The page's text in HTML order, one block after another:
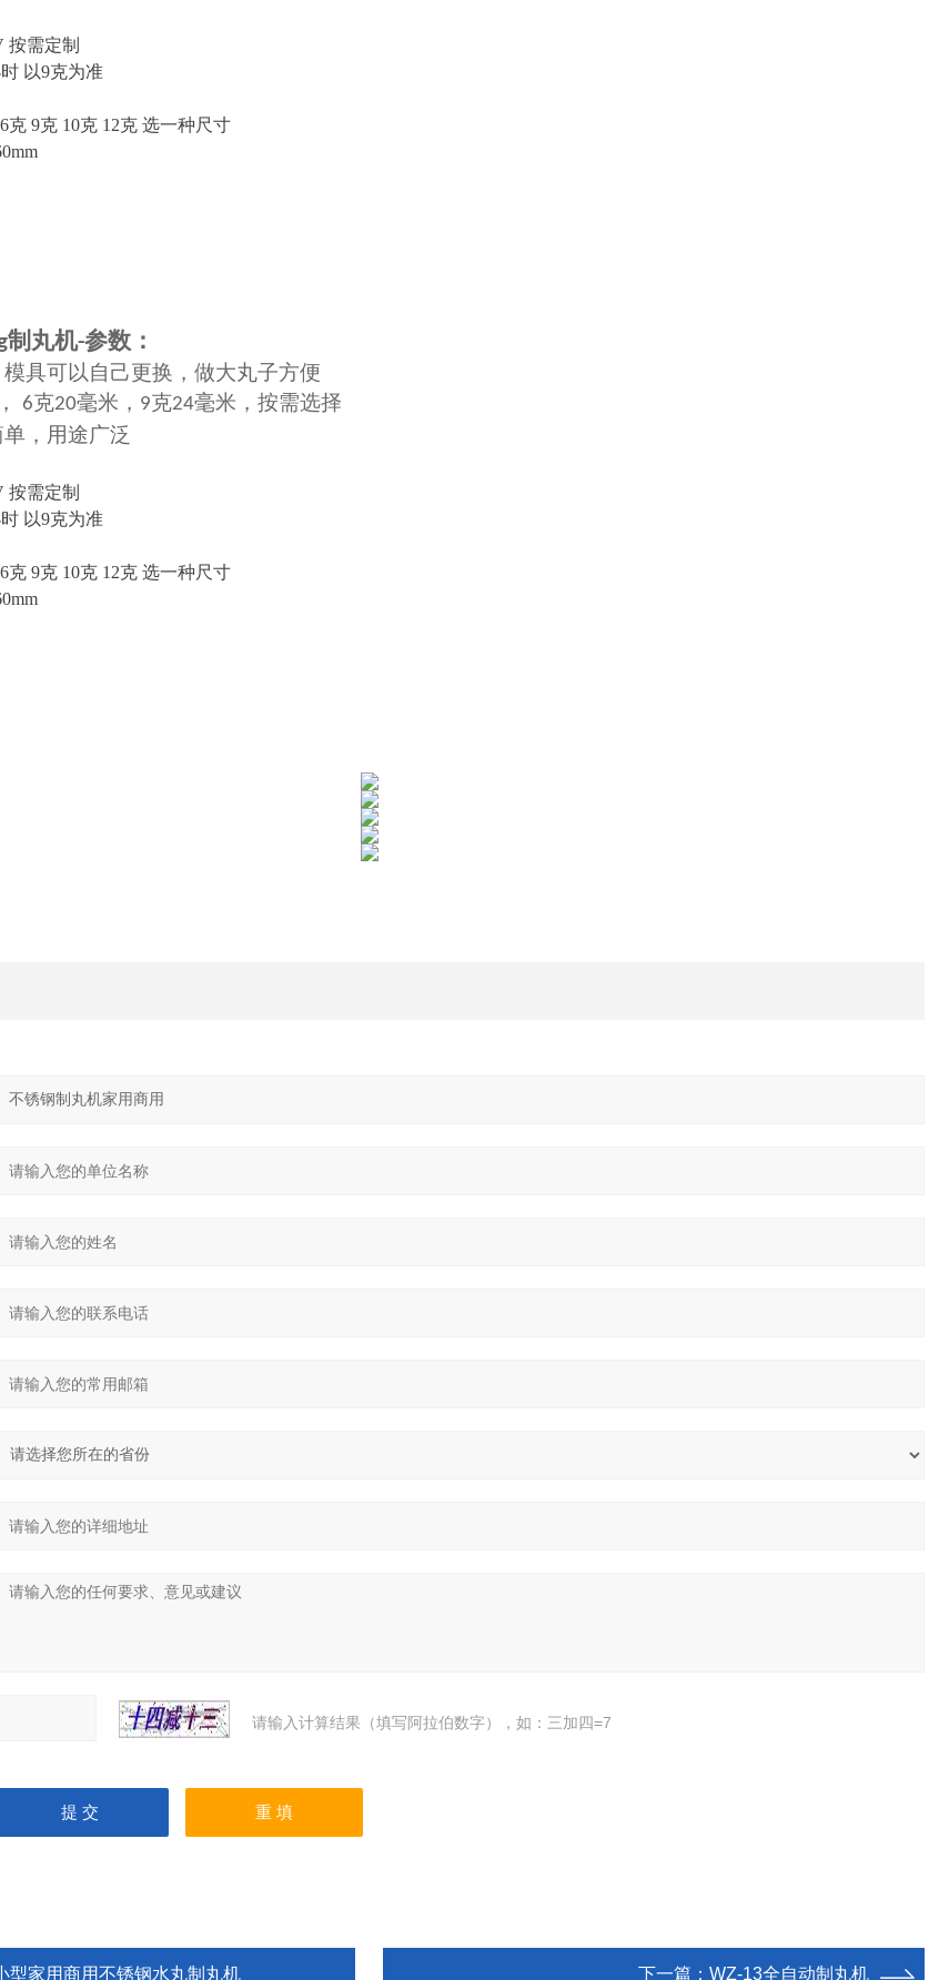
按需定制
以9克为准
克 9克 10克 12克 选一种尺寸
制丸机-参数：
具可以自己更换，做大丸子方便
6克20毫米， 9克24毫米，按需选择
，用途广泛
按需定制
以9克为准
克 9克 10克 12克 选一种尺寸
请输入计算结果（填写阿拉伯数字），如：三加四=7
型家用商用不锈钢水丸制丸机 下一篇： WZ-13全自动制丸机